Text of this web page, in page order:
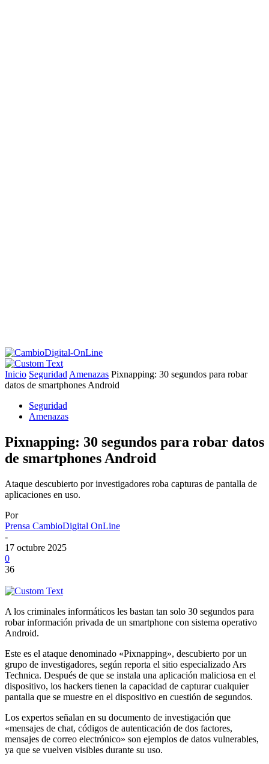
Inicio Seguridad Amenazas Pixnapping: 30 segundos para robar
datos de smartphones Android
Seguridad
Amenazas
Pixnapping: 30 segundos para robar datos
de smartphones Android
Ataque descubierto por investigadores roba capturas de pantalla de
aplicaciones en uso.
Por
Prensa CambioDigital OnLine
-
17 octubre 2025
0
36
A los criminales informáticos les bastan tan solo 30 segundos para
robar información privada de un smartphone con sistema operativo
Android.
Este es el ataque denominado «Pixnapping», descubierto por un
grupo de investigadores, según reporta el sitio especializado Ars
Technica. Después de que se instala una aplicación maliciosa en el
dispositivo, los hackers tienen la capacidad de capturar cualquier
pantalla que se muestre en el dispositivo en cuestión de segundos.
Los expertos señalan en su documento de investigación que
«mensajes de chat, códigos de autenticación de dos factores,
mensajes de correo electrónico» son ejemplos de datos vulnerables,
ya que se vuelven visibles durante su uso.